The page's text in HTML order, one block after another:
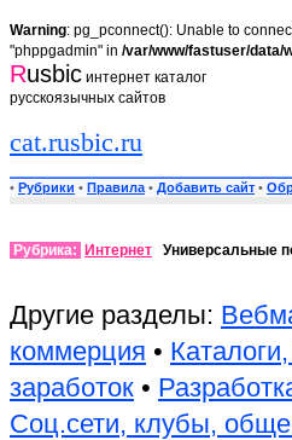
Warning: pg_pconnect(): Unable to
"phppgadmin" in /var/www/fastuser/data/
Rusbic интернет каталог
русскоязычных сайтов
cat.rusbic.ru
• Рубрики • Правила • Добавить сайт •
Рубрика: Интернет Универсальные
Другие разделы:
коммерция •
заработок •
Соц.сети, клубы,